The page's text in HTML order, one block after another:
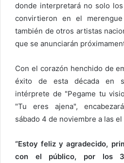
ó
n
o
donde interpretará no solo
convirtieron en el
también de otros artistas
que se anunciarán
Con el corazón henchido de
éxito de esta década en
intérprete de "Pegame tu
"Tu eres ajena",
sábado 4 de noviembre a las
“Estoy feliz y agradecido,
con el público, por los